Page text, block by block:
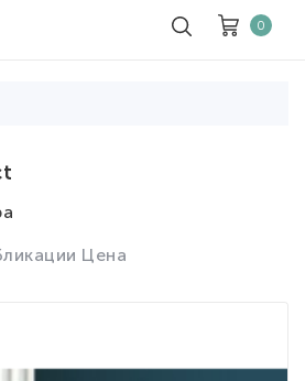
Итого к оплате
0
Цена